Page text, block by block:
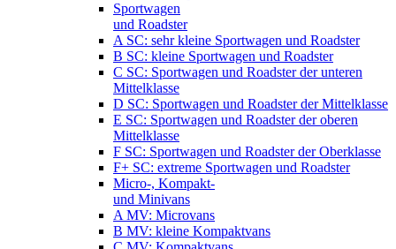
Sportwagen
und Roadster
A SC: sehr kleine Sportwagen und Roadster
B SC: kleine Sportwagen und Roadster
C SC: Sportwagen und Roadster der unteren
Mittelklasse
D SC: Sportwagen und Roadster der Mittelklasse
E SC: Sportwagen und Roadster der oberen
Mittelklasse
F SC: Sportwagen und Roadster der Oberklasse
F+ SC: extreme Sportwagen und Roadster
Micro-, Kompakt-
und Minivans
A MV: Microvans
B MV: kleine Kompaktvans